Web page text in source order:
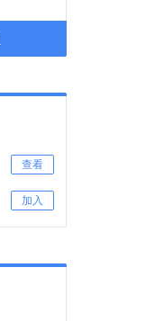
查看
加入